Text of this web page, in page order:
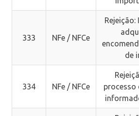
333 NFe / NFCe
de
334 NFe / NFCe
processo